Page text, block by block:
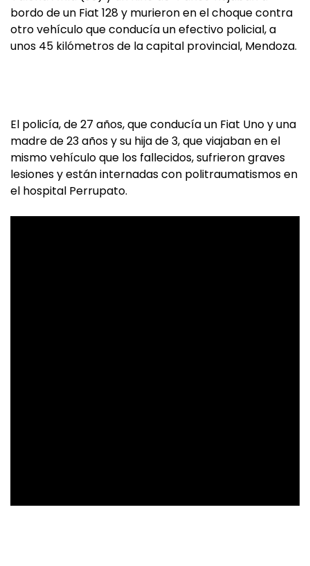
bordo de un Fiat 128 y murieron en el choque contra
otro vehículo que conducía un efectivo policial, a
unos 45 kilómetros de la capital provincial, Mendoza.
El policía, de 27 años, que conducía un Fiat Uno y una
madre de 23 años y su hija de 3, que viajaban en el
mismo vehículo que los fallecidos, sufrieron graves
lesiones y están internadas con politraumatismos en
el hospital Perrupato.